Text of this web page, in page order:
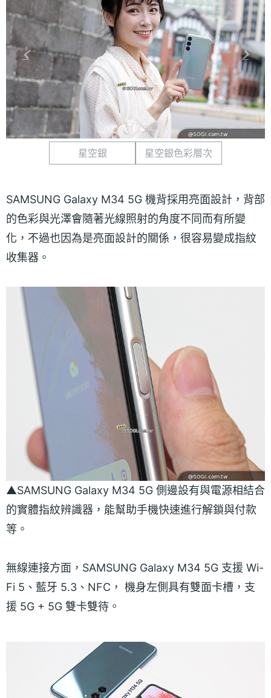
星空銀 星空銀色彩層次
SAMSUNG Galaxy M34 5G 機背採用亮面設計，背部
的色彩與光澤會隨著光線照射的角度不同而有所變
化，不過也因為是亮面設計的關係，很容易變成指紋
收集器。
▲SAMSUNG Galaxy M34 5G 側邊設有與電源相結合
的實體指紋辨識器，能幫助手機快速進行解鎖與付款
等。
無線連接方面，SAMSUNG Galaxy M34 5G 支援 Wi-
Fi 5、藍牙 5.3、NFC， 機身左側具有雙面卡槽，支
援 5G + 5G 雙卡雙待。